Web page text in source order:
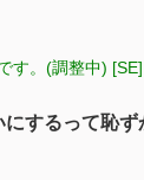
す。(調整中) [SE]
するって恥ず